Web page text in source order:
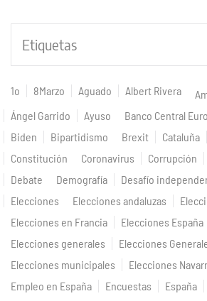
Etiquetas
1o 8Marzo Aguado Albert Rivera
Ángel Garrido
Ayuso Banco Central
Biden
Bipartidismo Brexit Cataluña
Constitución
Coronavirus Corrupción
Debate
Demografía Desafío
Elecciones
Elecciones andaluzas
Elecciones en Francia
Elecciones España
Elecciones generales
Elecciones
Elecciones municipales
Elecciones
Empleo en España
Encuestas España